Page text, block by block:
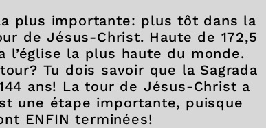
plus importante: plus tôt dans la
de Jésus-Christ. Haute de 172,5
l’église la plus haute du monde.
Tu dois savoir que la Sagrada
ans! La tour de Jésus-Christ a
une étape importante, puisque
ENFIN terminées!